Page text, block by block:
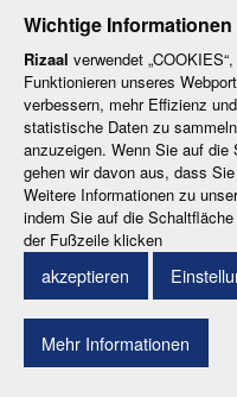
Wichtige
Rizaal verwendet
Funktionieren unseres
verbessern, mehr Effizienz
statistische Daten zu
anzuzeigen. Wenn Sie auf die
gehen wir davon aus, dass
Weitere Informationen zu
indem Sie auf die
der Fußzeile klicken
akzeptieren
Mehr Informationen
- ESP
Menu